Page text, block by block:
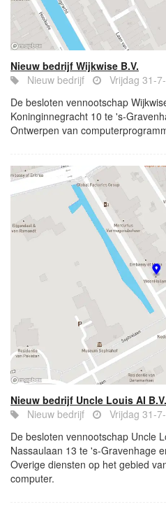
Nieuw bedrijf Wijkwise B.V.
Nieuw bedrijf
Vrijdag 31-
De besloten vennootschap
Koninginnegracht 10 te 's-
Ontwerpen van
Nieuw bedrijf Uncle Louis AI B.V.
Nieuw bedrijf
Vrijdag 31-
De besloten vennootschap Uncle
Nassaulaan 13 te 's-Gravenhage
Overige diensten op het gebied
computer.